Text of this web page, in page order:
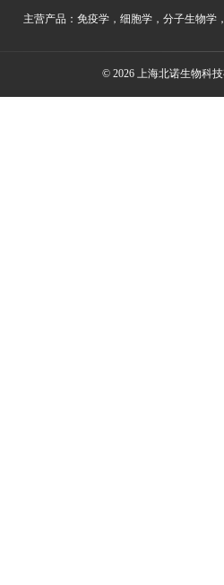
主营产品：免疫学，细胞学，分子生物学
© 2026 上海北诺生物科